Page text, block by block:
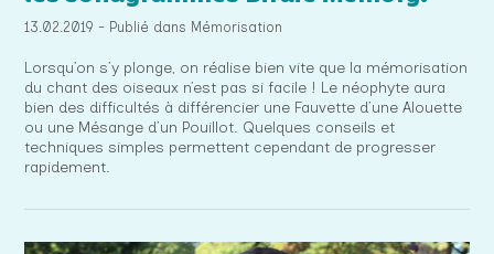
13.02.2019 - Publié dans Mémorisation
Lorsqu’on s’y plonge, on réalise bien vite que la mémorisation
du chant des oiseaux n’est pas si facile ! Le néophyte aura
bien des difficultés à différencier une Fauvette d’une Alouette
ou une Mésange d’un Pouillot. Quelques conseils et
techniques simples permettent cependant de progresser
rapidement.